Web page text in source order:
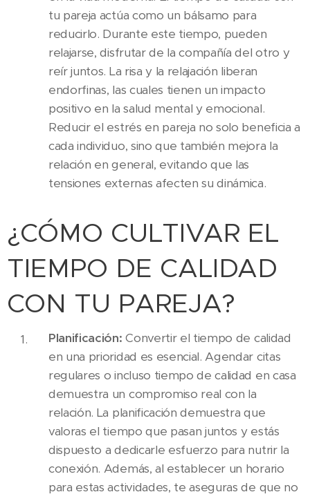
tu pareja actúa como un bálsamo para
reducirlo. Durante este tiempo, pueden
relajarse, disfrutar de la compañía del otro y
reír juntos. La risa y la relajación liberan
endorfinas, las cuales tienen un impacto
positivo en la salud mental y emocional.
Reducir el estrés en pareja no solo beneficia a
cada individuo, sino que también mejora la
relación en general, evitando que las
tensiones externas afecten su dinámica.
¿CÓMO CULTIVAR EL
TIEMPO DE CALIDAD
CON TU PAREJA?
Planificación: Convertir el tiempo de calidad
en una prioridad es esencial. Agendar citas
regulares o incluso tiempo de calidad en casa
demuestra un compromiso real con la
relación. La planificación demuestra que
valoras el tiempo que pasan juntos y estás
dispuesto a dedicarle esfuerzo para nutrir la
conexión. Además, al establecer un horario
para estas actividades, te aseguras de que no